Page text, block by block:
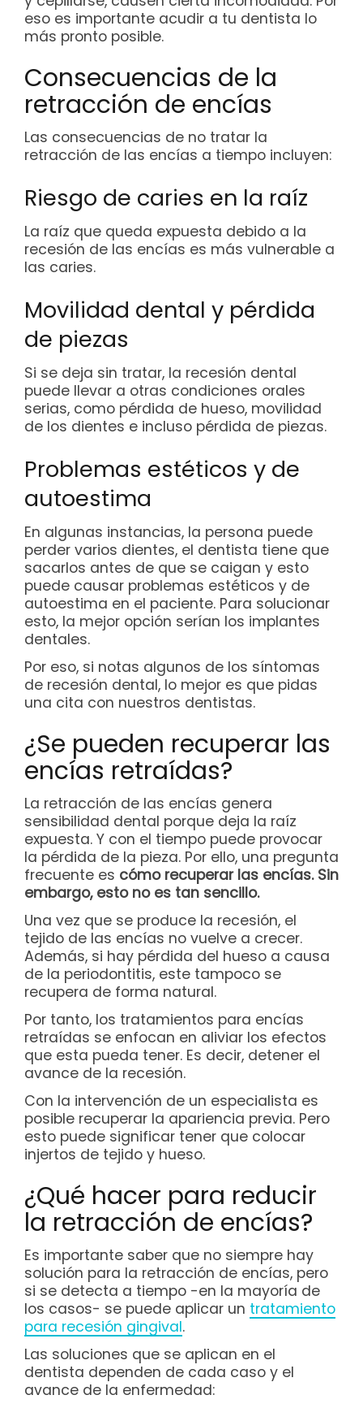
eso es importante acudir a tu dentista lo
más pronto posible.
Consecuencias de la
retracción de encías
Las consecuencias de no tratar la
retracción de las encías a tiempo incluyen:
Riesgo de caries en la raíz
La raíz que queda expuesta debido a la
recesión de las encías es más vulnerable a
las caries.
Movilidad dental y pérdida
de piezas
Si se deja sin tratar, la recesión dental
puede llevar a otras condiciones orales
serias, como pérdida de hueso, movilidad
de los dientes e incluso pérdida de piezas.
Problemas estéticos y de
autoestima
En algunas instancias, la persona puede
perder varios dientes, el dentista tiene que
sacarlos antes de que se caigan y esto
puede causar problemas estéticos y de
autoestima en el paciente. Para solucionar
esto, la mejor opción serían los implantes
dentales.
Por eso, si notas algunos de los síntomas
de recesión dental, lo mejor es que pidas
una cita con nuestros dentistas.
¿Se pueden recuperar las
encías retraídas?
La retracción de las encías genera
sensibilidad dental porque deja la raíz
expuesta. Y con el tiempo puede provocar
la pérdida de la pieza. Por ello, una pregunta
frecuente es cómo recuperar las encías. Sin
embargo, esto no es tan sencillo.
Una vez que se produce la recesión, el
tejido de las encías no vuelve a crecer.
Además, si hay pérdida del hueso a causa
de la periodontitis, este tampoco se
recupera de forma natural.
Por tanto, los tratamientos para encías
retraídas se enfocan en aliviar los efectos
que esta pueda tener. Es decir, detener el
avance de la recesión.
Con la intervención de un especialista es
posible recuperar la apariencia previa. Pero
esto puede significar tener que colocar
injertos de tejido y hueso.
¿Qué hacer para reducir
la retracción de encías?
Es importante saber que no siempre hay
solución para la retracción de encías, pero
si se detecta a tiempo -en la mayoría de
los casos- se puede aplicar un tratamiento
para recesión gingival.
Las soluciones que se aplican en el
dentista dependen de cada caso y el
avance de la enfermedad: